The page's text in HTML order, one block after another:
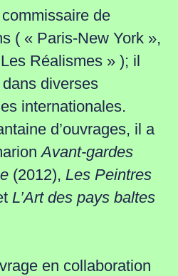
de
( « Paris-New York »,
Réalismes » ); il
diverses
internationales.
d’ouvrages, il a
Avant-gardes
(2012), Les Peintres
L’Art des pays baltes
en collaboration